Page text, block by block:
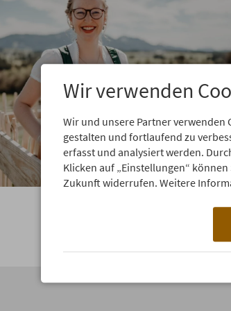
Wir verwenden
Wir und unsere Partner verwenden
gestalten und fortlaufend zu
erfasst und analysiert werden.
Klicken auf „Einstellungen“
Zukunft widerrufen. Weitere